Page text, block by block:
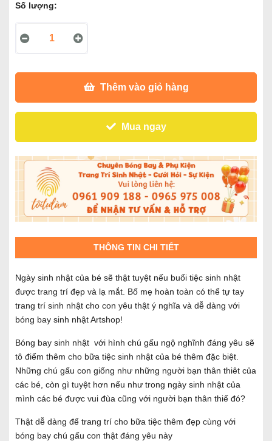
Số lượng:
Thêm vào giỏ hàng
Mua ngay
THÔNG TIN CHI TIẾT
Ngày sinh nhật của bé sẽ thật tuyệt nếu buổi tiệc sinh nhật
được trang trí đẹp và lạ mắt. Bố mẹ hoàn toàn có thể tự tay
trang trí sinh nhật cho con yêu thật ý nghĩa và dễ dàng với
bóng bay sinh nhật Artshop!
Bóng bay sinh nhật với hình chú gấu ngộ nghĩnh đáng yêu sẽ
tô điểm thêm cho bữa tiệc sinh nhật của bé thêm đặc biệt.
Những chú gấu con giống như những người bạn thân thiêt của
các bé, còn gì tuyệt hơn nếu như trong ngày sinh nhật của
mình các bé được vui đùa cũng với người bạn thân thiế đó?
Thật dễ dàng để trang trí cho bữa tiệc thêm đẹp cùng với
bóng bay chú gấu con thật đáng yêu này